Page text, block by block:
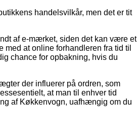
handelsvilkår, men det er tit
af e-mærket, siden det kan være et
at online forhandleren fra tid til
chance for opbakning, hvis du
der influerer på ordren, som
at man til enhver tid
af Køkkenvogn, uafhængig om du